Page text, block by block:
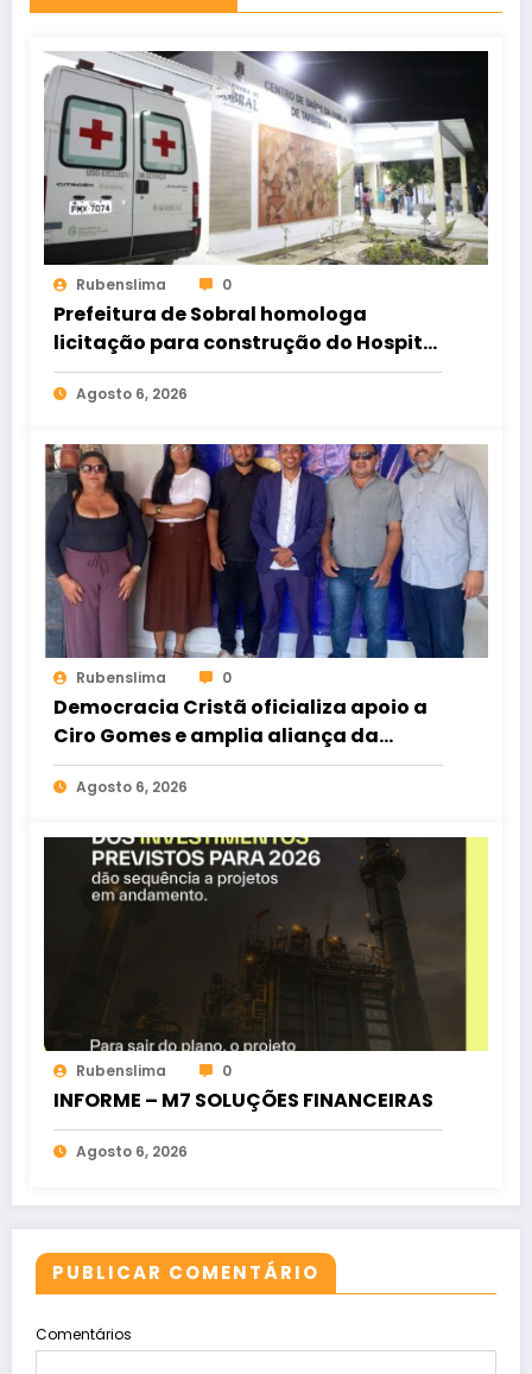
Rubenslima 0
Prefeitura de Sobral homologa
licitação para construção do Hospital
de Taperuaba
Agosto 6, 2026
Rubenslima 0
Democracia Cristã oficializa apoio a
Ciro Gomes e amplia aliança da
oposição no Ceará
Agosto 6, 2026
Rubenslima 0
INFORME – M7 SOLUÇÕES FINANCEIRAS
Agosto 6, 2026
PUBLICAR COMENTÁRIO
Comentários